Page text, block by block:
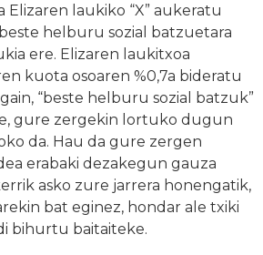
Elizaren laukiko “X” aukeratu
helburu sozial batzuetara
ere. Elizaren laukitxoa
kuota osoaren %0,7a bideratu
“beste helburu sozial batzuk”
gure zergekin lortuko dugun
da. Hau da gure zergen
erabaki dezakegun gauza
asko zure jarrera honengatik,
bat eginez, hondar ale txiki
bihurtu baitaiteke.